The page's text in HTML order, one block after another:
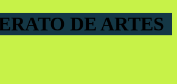
DE ARTES